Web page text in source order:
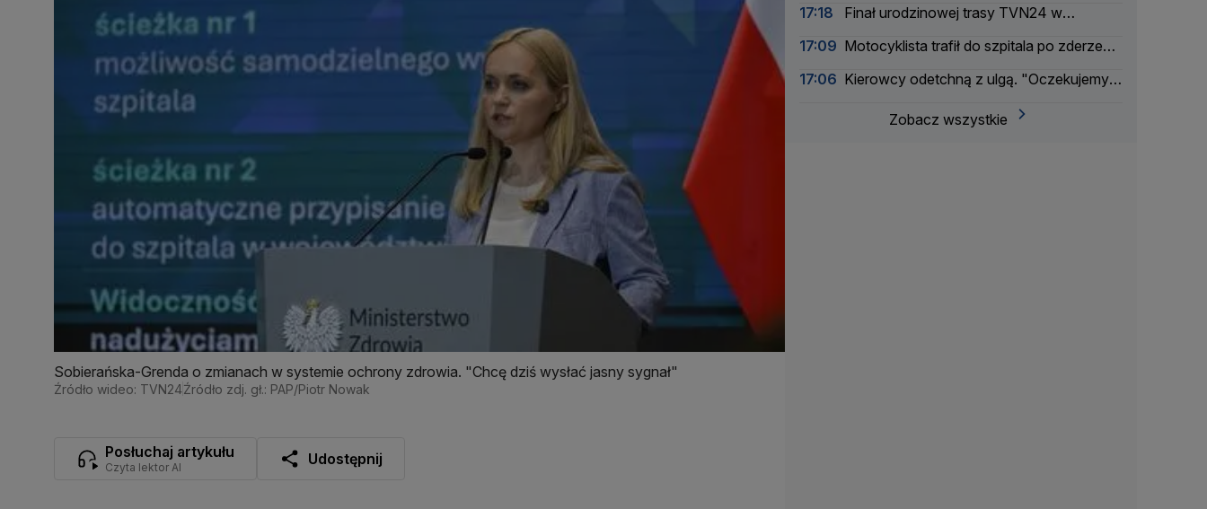
Sobierańska-Grenda o zmianach w systemie ochrony zdrowia. "Chcę dziś wysłać jasny sygnał"
Źródło wideo: TVN24Źródło zdj. gł.: PAP/Piotr Nowak
Posłuchaj artykułu
Czyta lektor AI Udostępnij
17:18
Finał urodzinowej trasy TVN24 w
17:09 Motocyklista trafił do szpitala po zderzeniu
17:06 Kierowcy odetchną z ulgą. "Oczekujemy
Zobacz wszystkie